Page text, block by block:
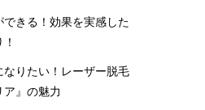
きる！効果を実感した
りたい！レーザー脱毛
』の魅力